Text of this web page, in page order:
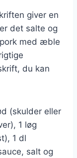
giver en
det salte og
med æble
du kan
(skulder eller
1 løg
1 dl
salt og